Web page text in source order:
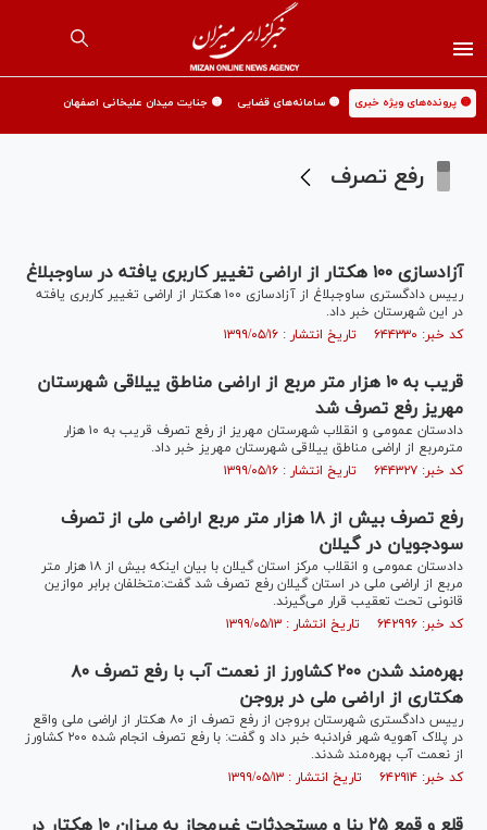
🟡 پرونده‌های ویژه خبری 🟡 سامانه‌های قضایی 🟡 جنایت میدان علیخانی اصفهان
رفع تصرف
آزادسازی ۱۰۰ هکتار از اراضی تغییر کاربری یافته در ساوجبلاغ
رییس دادگستری ساوجبلاغ از آزادسازی ۱۰۰ هکتار از اراضی تغییر کاربری یافته
در این شهرستان خبر داد.
کد خبر: ۶۴۴۳۳۰ تاریخ انتشار : ۱۳۹۹/۰۵/۱۶
قریب به ۱۰ هزار متر مربع از اراضی مناطق ییلاقی شهرستان
مهریز رفع تصرف شد
دادستان عمومی و انقلاب شهرستان مهریز از رفع تصرف قریب به ۱۰ هزار
مترمربع از اراضی مناطق ییلاقی شهرستان مهریز خبر داد.
کد خبر: ۶۴۴۳۲۷ تاریخ انتشار : ۱۳۹۹/۰۵/۱۶
رفع تصرف بیش از ۱۸ هزار متر مربع اراضی ملی از تصرف
سودجویان در گیلان
دادستان عمومی و انقلاب مرکز استان گیلان با بیان اینکه بیش از ۱۸ هزار متر
مربع از اراضی ملی در استان گیلان رفع تصرف شد گفت:متخلفان برابر موازین
قانونی تحت تعقیب قرار می‌گیرند.
کد خبر: ۶۴۲۹۹۶ تاریخ انتشار : ۱۳۹۹/۰۵/۱۳
بهره‌مند شدن ۲۰۰ کشاورز از نعمت آب با رفع تصرف ۸۰
هکتاری از اراضی ملی در بروجن
رییس دادگستری شهرستان بروجن از رفع تصرف از ۸۰ هکتار از اراضی ملی واقع
در پلاک آهویه شهر فرادنبه خبر داد و گفت: با رفع تصرف انجام شده ۲۰۰ کشاورز
از نعمت آب بهره‌مند شدند.
کد خبر: ۶۴۲۹۱۴ تاریخ انتشار : ۱۳۹۹/۰۵/۱۳